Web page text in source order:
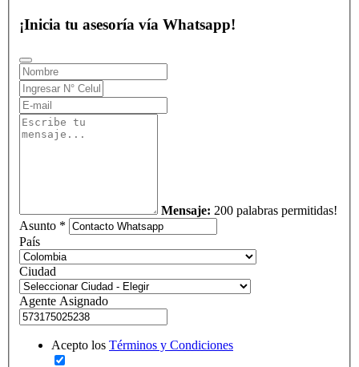
¡Inicia tu asesoría vía Whatsapp!
Mensaje: 200 palabras permitidas!
Asunto *
País
Ciudad
Agente Asignado
Acepto los Términos y Condiciones